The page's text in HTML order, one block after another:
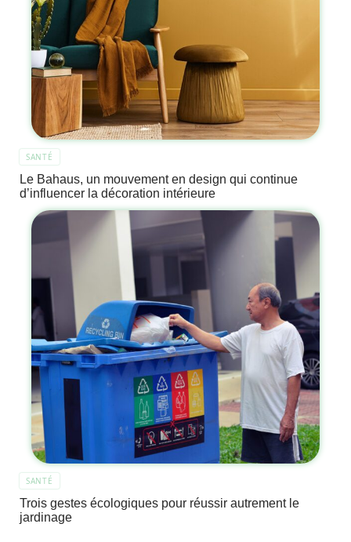
SANTÉ
Le Bahaus, un mouvement en design qui continue
d’influencer la décoration intérieure
SANTÉ
Trois gestes écologiques pour réussir autrement le
jardinage